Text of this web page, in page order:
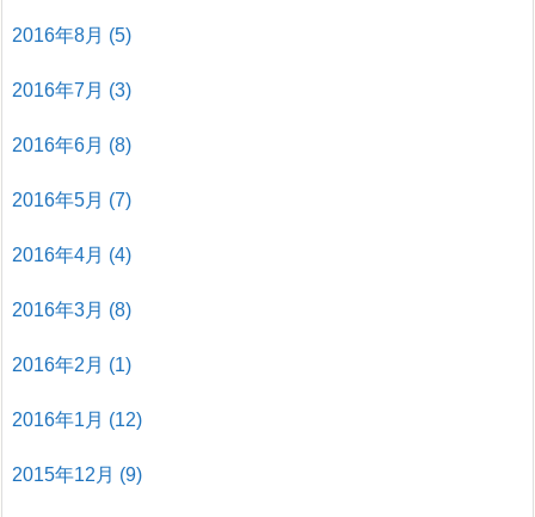
2016年8月 (5)
2016年7月 (3)
2016年6月 (8)
2016年5月 (7)
2016年4月 (4)
2016年3月 (8)
2016年2月 (1)
2016年1月 (12)
2015年12月 (9)